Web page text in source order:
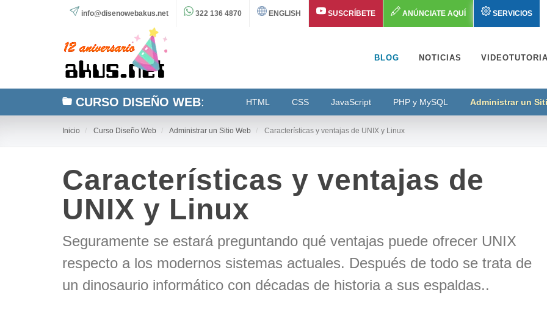
info@disenowebakus.net 322 136 4870 ENGLISH SUSCRÍBETE ANÚNCIATE AQUÍ SERVICIOS
BLOG NOTICIAS
CURSO DISEÑO WEB: HTML CSS JavaScript PHP y MySQL Administrar un
Inicio Curso Diseño Web Administrar un Sitio Web Características y ventajas de UNIX y Linux
Características y ventajas de
UNIX y Linux
Seguramente se estará preguntando qué ventajas puede ofrecer UNIX
respecto a los modernos sistemas actuales. Después de todo se trata de
un dinosaurio informático con décadas de historia a sus espaldas..